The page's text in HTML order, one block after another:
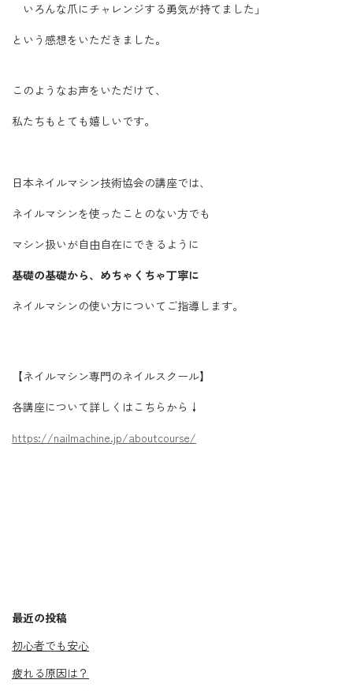
いろんな爪にチャレンジする勇気が持てました」
という感想をいただきました。
このようなお声をいただけて、
私たちもとても嬉しいです。
日本ネイルマシン技術協会の講座では、
ネイルマシンを使ったことのない方でも
マシン扱いが自由自在にできるように
基礎の基礎から、めちゃくちゃ丁寧に
ネイルマシンの使い方についてご指導します。
【ネイルマシン専門のネイルスクール】
各講座について詳しくはこちらから↓
https://nailmachine.jp/aboutcourse/
最近の投稿
初心者でも安心
疲れる原因は？